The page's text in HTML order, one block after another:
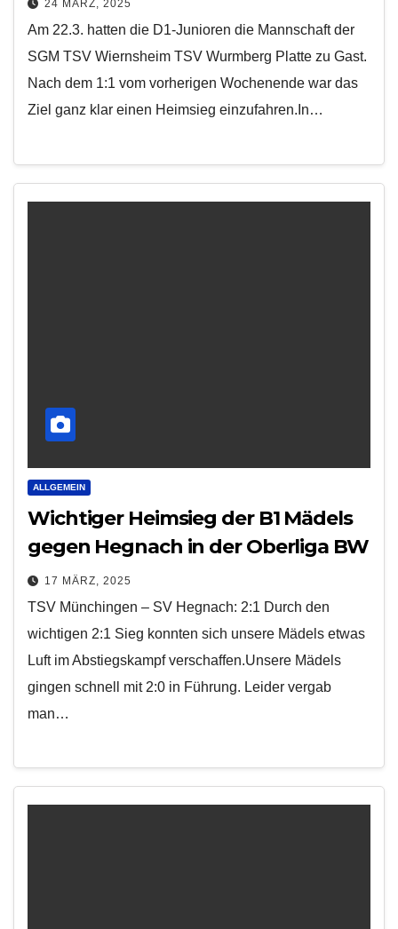
24 MÄRZ, 2025
Am 22.3. hatten die D1-Junioren die Mannschaft der
SGM TSV Wiernsheim TSV Wurmberg Platte zu Gast.
Nach dem 1:1 vom vorherigen Wochenende war das
Ziel ganz klar einen Heimsieg einzufahren.In…
ALLGEMEIN
Wichtiger Heimsieg der B1 Mädels
gegen Hegnach in der Oberliga BW
17 MÄRZ, 2025
TSV Münchingen – SV Hegnach: 2:1 Durch den
wichtigen 2:1 Sieg konnten sich unsere Mädels etwas
Luft im Abstiegskampf verschaffen.Unsere Mädels
gingen schnell mit 2:0 in Führung. Leider vergab
man…